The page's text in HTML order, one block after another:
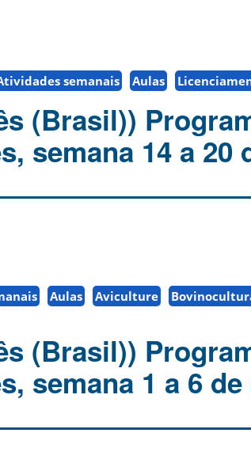
semanais Aulas
(Brasil))
semana 14 a 20
Aulas Aviculture
(Brasil))
semana 1 a 6